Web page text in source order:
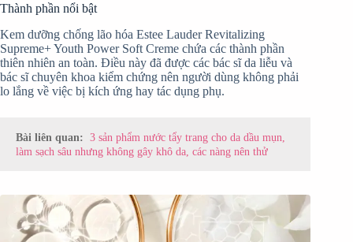
Thành phần nổi bật
Kem dưỡng chống lão hóa Estee Lauder Revitalizing
Supreme+ Youth Power Soft Creme chứa các thành phần
thiên nhiên an toàn. Điều này đã được các bác sĩ da liễu và
bác sĩ chuyên khoa kiểm chứng nên người dùng không phải
lo lắng về việc bị kích ứng hay tác dụng phụ.
Bài liên quan: 3 sản phẩm nước tẩy trang cho da dầu mụn,
làm sạch sâu nhưng không gây khô da, các nàng nên thử